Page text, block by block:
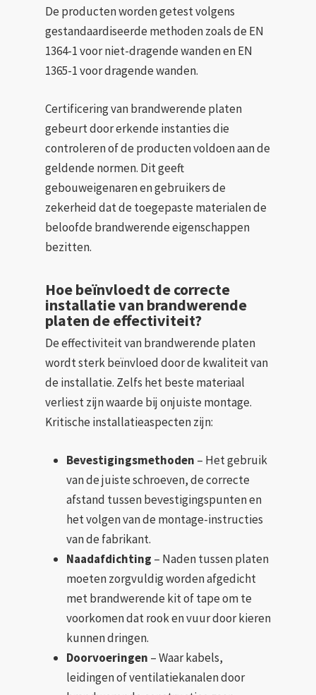
De producten worden getest volgens
gestandaardiseerde methoden zoals de EN
1364-1 voor niet-dragende wanden en EN
1365-1 voor dragende wanden.
Certificering van brandwerende platen
gebeurt door erkende instanties die
controleren of de producten voldoen aan de
geldende normen. Dit geeft
gebouweigenaren en gebruikers de
zekerheid dat de toegepaste materialen de
beloofde brandwerende eigenschappen
bezitten.
Hoe beïnvloedt de correcte
installatie van brandwerende
platen de effectiviteit?
De effectiviteit van brandwerende platen
wordt sterk beïnvloed door de kwaliteit van
de installatie. Zelfs het beste materiaal
verliest zijn waarde bij onjuiste montage.
Kritische installatieaspecten zijn:
Bevestigingsmethoden – Het gebruik
van de juiste schroeven, de correcte
afstand tussen bevestigingspunten en
het volgen van de montage-instructies
van de fabrikant.
Naadafdichting – Naden tussen platen
moeten zorgvuldig worden afgedicht
met brandwerende kit of tape om te
voorkomen dat rook en vuur door kieren
kunnen dringen.
Doorvoeringen – Waar kabels,
leidingen of ventilatiekanalen door